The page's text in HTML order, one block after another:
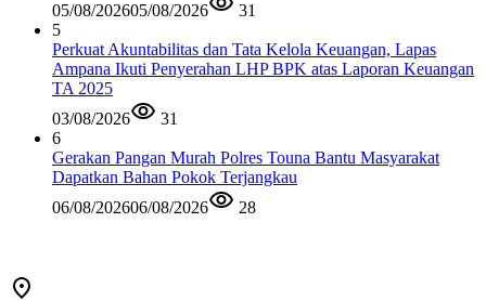
05/08/202605/08/2026
31
5
Perkuat Akuntabilitas dan Tata Kelola Keuangan, Lapas
Ampana Ikuti Penyerahan LHP BPK atas Laporan Keuangan
TA 2025
03/08/2026
31
6
Gerakan Pangan Murah Polres Touna Bantu Masyarakat
Dapatkan Bahan Pokok Terjangkau
06/08/202606/08/2026 28